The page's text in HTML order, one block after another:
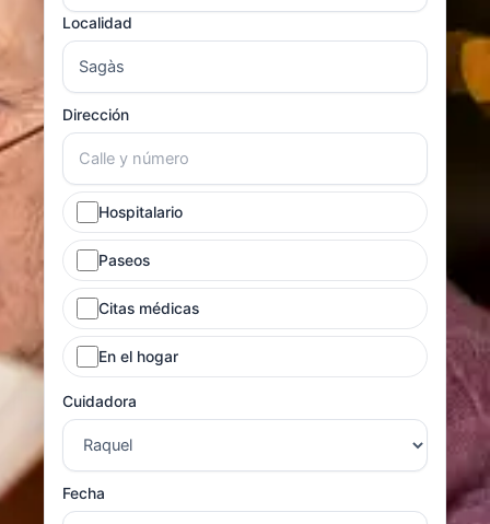
Localidad
Dirección
Hospitalario
Paseos
Citas médicas
En el hogar
Cuidadora
Fecha